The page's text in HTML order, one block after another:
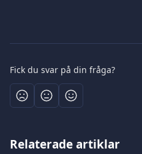
Fick du svar på din fråga?
Relaterade artiklar